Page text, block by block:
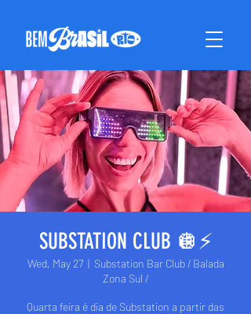
SUBSTATION CLUB 🪩⚡️
Wed, May 27
  |
Substation Bar Club / Balada
Zona Sul /
Quarta feira é dia de Substation a partir das